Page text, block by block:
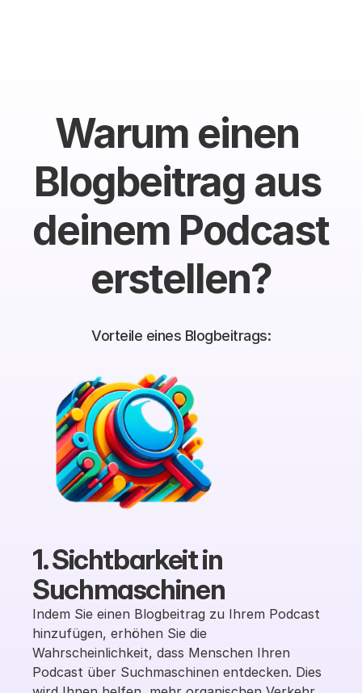
Warum einen
Blogbeitrag aus
deinem Podcast
erstellen?
Vorteile eines Blogbeitrags:
1. Sichtbarkeit in
Suchmaschinen
Indem Sie einen Blogbeitrag zu Ihrem Podcast
hinzufügen, erhöhen Sie die
Wahrscheinlichkeit, dass Menschen Ihren
Podcast über Suchmaschinen entdecken. Dies